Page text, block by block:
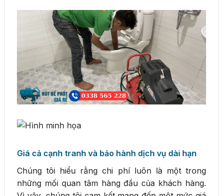
Giá cả cạnh tranh và bảo hành dịch vụ dài hạn
Chúng tôi hiểu rằng chi phí luôn là một trong
những mối quan tâm hàng đầu của khách hàng.